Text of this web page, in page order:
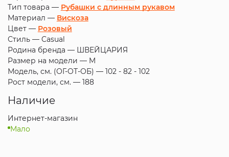
Тип товара — Рубашки с длинным рукавом
Материал — Вискоза
Цвет — Розовый
Стиль — Casual
Родина бренда — ШВЕЙЦАРИЯ
Размер на модели — M
Модель, см. (ОГ-ОТ-ОБ) — 102 - 82 - 102
Рост модели, см. — 188
Наличие
Интернет-магазин
Мало